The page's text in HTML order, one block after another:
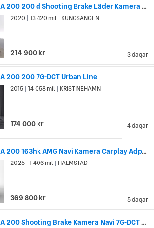
först med säkerhetsinnovationer som
på bilen knycklas ihop vid kollision
kan man också lägga till krockkuddar
och säkerhetsbälte som späns åt
Mercedes-Benz CLA 200 200 d Shooting Brake Läder Kamera Wide
3 dagar
2020 13 420 mil KUNGSÄNGEN
214 900 kr
200 200 7G-DCT Urban Line
4 dagar
2015 14 058 mil KRISTINEHAMN
174 000 kr
Mercedes-Benz CLA 200 163hk AMG Navi Kamera Carplay Adp-fart
5 dagar
2025 1 406 mil HALMSTAD
369 800 kr
Mercedes-Benz CLA 200 Shooting Brake Kamera Navi 7G-DCT Sportstolar